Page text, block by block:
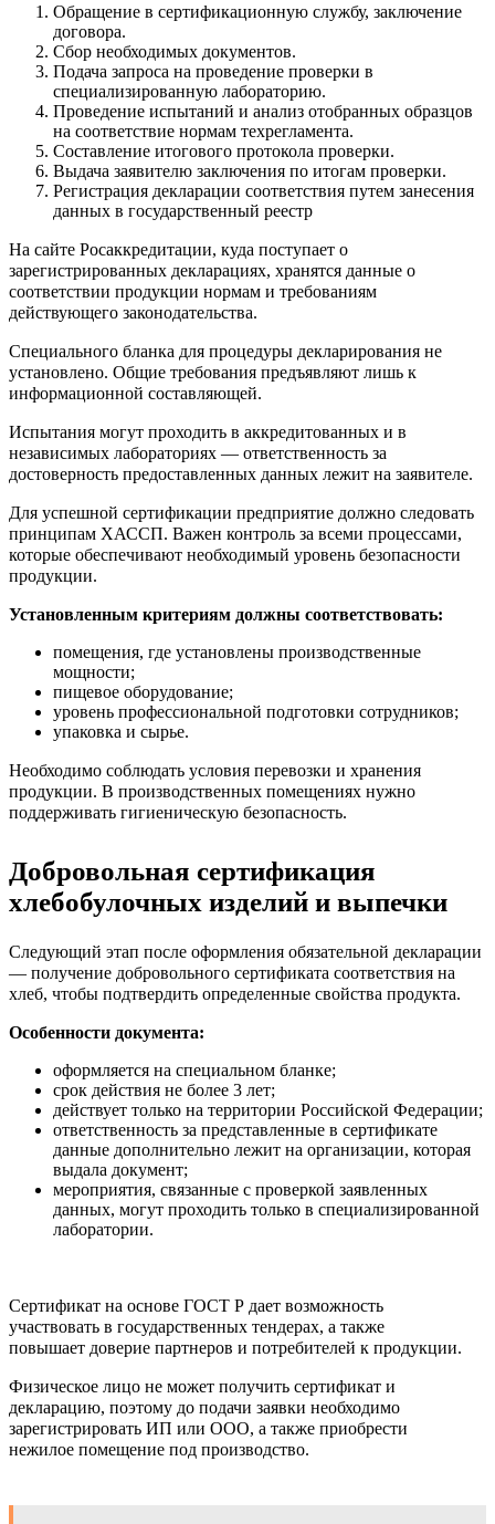
Обращение в сертификационную службу, заключение
договора.
Сбор необходимых документов.
Подача запроса на проведение проверки в
специализированную лабораторию.
Проведение испытаний и анализ отобранных образцов
на соответствие нормам техрегламента.
Составление итогового протокола проверки.
Выдача заявителю заключения по итогам проверки.
Регистрация декларации соответствия путем занесения
данных в государственный реестр
На сайте Росаккредитации, куда поступает о
зарегистрированных декларациях, хранятся данные о
соответствии продукции нормам и требованиям
действующего законодательства.
Специального бланка для процедуры декларирования не
установлено. Общие требования предъявляют лишь к
информационной составляющей.
Испытания могут проходить в аккредитованных и в
независимых лабораториях — ответственность за
достоверность предоставленных данных лежит на заявителе.
Для успешной сертификации предприятие должно следовать
принципам ХАССП. Важен контроль за всеми процессами,
которые обеспечивают необходимый уровень безопасности
продукции.
Установленным критериям должны соответствовать:
помещения, где установлены производственные
мощности;
пищевое оборудование;
уровень профессиональной подготовки сотрудников;
упаковка и сырье.
Необходимо соблюдать условия перевозки и хранения
продукции. В производственных помещениях нужно
поддерживать гигиеническую безопасность.
Добровольная сертификация
хлебобулочных изделий и выпечки
Следующий этап после оформления обязательной декларации
— получение добровольного сертификата соответствия на
хлеб, чтобы подтвердить определенные свойства продукта.
Особенности документа:
оформляется на специальном бланке;
срок действия не более 3 лет;
действует только на территории Российской Федерации;
ответственность за представленные в сертификате
данные дополнительно лежит на организации, которая
выдала документ;
мероприятия, связанные с проверкой заявленных
данных, могут проходить только в специализированной
лаборатории.
Сертификат на основе ГОСТ Р дает возможность
участвовать в государственных тендерах, а также
повышает доверие партнеров и потребителей к продукции.
Физическое лицо не может получить сертификат и
декларацию, поэтому до подачи заявки необходимо
зарегистрировать ИП или ООО, а также приобрести
нежилое помещение под производство.